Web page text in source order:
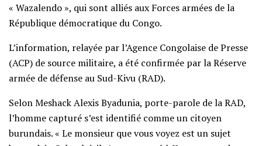
« Wazalendo », qui sont alliés aux Forces armées de la
République démocratique du Congo.
L’information, relayée par l’Agence Congolaise de Presse
(ACP) de source militaire, a été confirmée par la Réserve
armée de défense au Sud-Kivu (RAD).
Selon Meshack Alexis Byadunia, porte-parole de la RAD,
l’homme capturé s’est identifié comme un citoyen
burundais. « Le monsieur que vous voyez est un sujet